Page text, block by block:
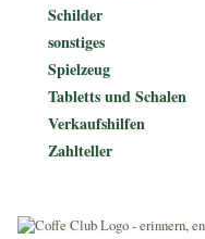
Schilder
sonstiges
Spielzeug
Tabletts und Schalen
Verkaufshilfen
Zahlteller